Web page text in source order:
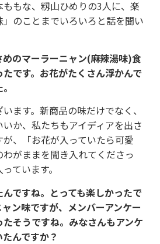
もな、籾山ひめりの3人に、楽
のことまでいろいろと話を聞い
のマーラーニャン(麻辣湯味)食
です。お花がたくさん浮かんで
ます。新商品の味だけでなく、
か、私たちもアイディアを出さ
、「お花が入っていたら可愛
がままを聞き入れてくださっ
ています。
ですね。とっても楽しかったで
ン味ですが、メンバーアンケー
そうですね。みなさんもアンケ
んですか？